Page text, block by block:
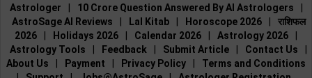
Astrologer
10 Crore Question Answered By AI Astrologers
AstroSage AI Reviews
Lal Kitab Horoscope 2026
राशिफल
2026
Holidays 2026 Calendar 2026 Astrology 2026
Astrology Tools
Feedback Submit Article Contact Us
About Us
Payment Privacy Policy
Terms and Conditions